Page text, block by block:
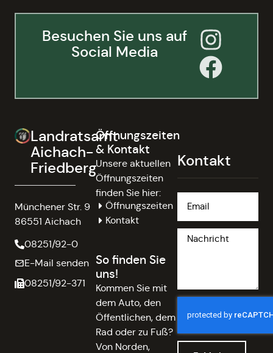
Besuchen Sie uns auf
Social Media
Landratsamt
Aichach-
Friedberg
Münchener Str. 9
86551 Aichach
08251/92-0
E-Mail senden
08251/92-371
Öffnungszeiten
& Kontakt
Unsere aktuellen
Öffnungszeiten
finden Sie hier:
Öffnungszeiten
Kontakt
So finden Sie
uns!
Kommen Sie mit
dem Auto, den
Öffentlichen, dem
Rad oder zu Fuß?
Von Norden,
Kontakt